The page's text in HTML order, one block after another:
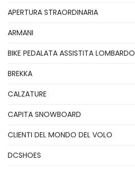
APERTURA STRAORDINARIA
ARMANI
BIKE PEDALATA ASSISTITA LOMBARDO
BREKKA
CALZATURE
CAPITA SNOWBOARD
CLIENTI DEL MONDO DEL VOLO
DCSHOES